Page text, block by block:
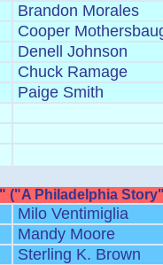
Brandon Morales
Cooper
Denell Johnson
Chuck Ramage
Paige Smith
("A Philadelphia
Milo Ventimiglia
Mandy Moore
Sterling K. Brown